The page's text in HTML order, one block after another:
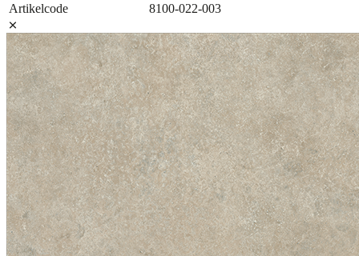
Artikelcode
8100-022-003